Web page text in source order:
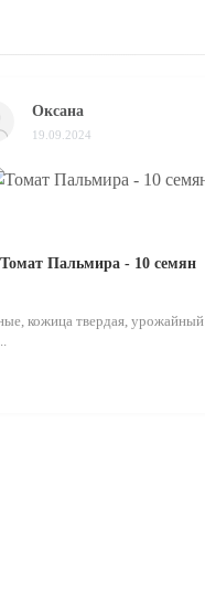
Оксана
19.09.2024
Томат Пальмира - 10 семян
кожица твердая, урожайный